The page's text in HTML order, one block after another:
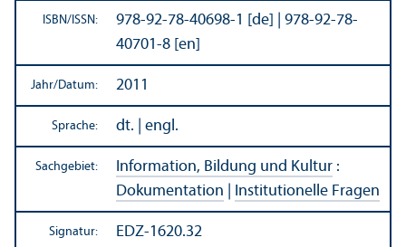
ISBN/ ISSN:
978-92-78-40698-1 [de] | 978-92-78-
40701-8 [en]
Jahr/Datum: 2011
Sprache: dt. | engl.
Sachgebiet: Information, Bildung und Kultur :
Dokumentation
Institutionelle Fragen
Signatur: EDZ-1620.32